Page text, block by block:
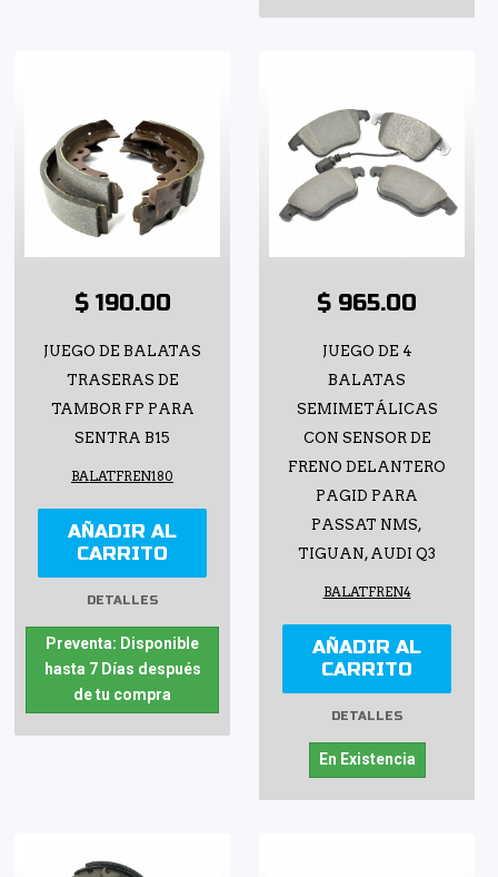
$ 190.00
JUEGO DE BALATAS
TRASERAS DE
TAMBOR FP PARA
SENTRA B15
BALATFREN180
AÑADIR AL
CARRITO
DETALLES
Preventa: Disponible
hasta 7 Días después
de tu compra
$ 965.00
JUEGO DE 4
BALATAS
SEMIMETÁLICAS
CON SENSOR DE
FRENO DELANTERO
PAGID PARA
PASSAT NMS,
TIGUAN, AUDI Q3
BALATFREN4
AÑADIR AL
CARRITO
DETALLES
En Existencia